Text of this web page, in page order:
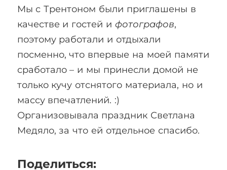
Мы с Трентоном были приглашены в
качестве и гостей ифотографов,
поэтому работали и отдыхали
посменно, что впервые на моей памяти
сработало – и мы принесли домой не
только кучу отснятого материала, но и
массу впечатлений. :)
Организовывала праздник Светлана
Медяло, за что ей отдельное спасибо.
Поделиться: